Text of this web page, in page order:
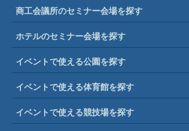
商工会議所のセミナー会場を探す
ホテルのセミナー会場を探す
イベントで使える公園を探す
イベントで使える体育館を探す
イベントで使える競技場を探す